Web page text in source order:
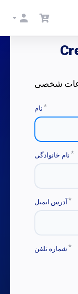
شخصی
نام
نام خانوادگی
آدرس ایمیل
شماره تلفن